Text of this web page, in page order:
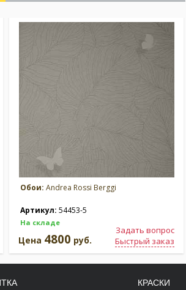
Обои: Andrea Rossi Berggi
Артикул: 54453-5
На складе
Задать вопрос
Быстрый заказ
Цена 4800 руб.
КРАСКИ